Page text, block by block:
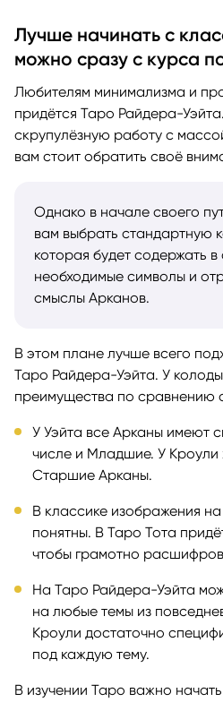
Лучше начинать с
можно сразу с курса
Любителям минимализма и
придётся Таро Райдера-
скрупулёзную работу с
вам стоит обратить своё
Однако в начале своего
вам выбрать стандартную
которая будет содержать в
необходимые символы и
смыслы Арканов.
В этом плане лучше всего
Таро Райдера-Уэйта. У
преимущества по сравнению
У Уэйта все Арканы имеют
числе и Младшие. У
Старшие Арканы.
В классике изображения на
понятны. В Таро Тота
чтобы грамотно
На Таро Райдера-Уэйта
на любые темы из
Кроули достаточно
под каждую тему.
В изучении Таро важно